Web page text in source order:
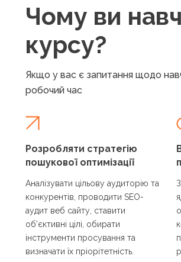
Чому ви
курсу?
Якщо у вас є запитання щодо
робочий час
Розробляти стратегію
пошукової оптимізації
Аналізувати цільову аудиторію та
конкурентів, проводити SEO-
аудит веб сайту, ставити
об’єктивні цілі, обирати
інструменти просування та
визначати їх пріорітетність.